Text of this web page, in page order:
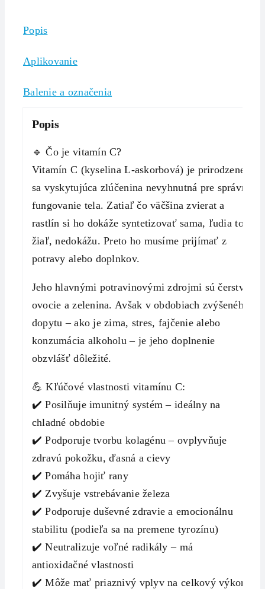
Popis
Aplikovanie
Balenie a označenia
Popis
🔹 Čo je vitamín C?
Vitamín C (kyselina L-askorbová) je prirodzene
sa vyskytujúca zlúčenina nevyhnutná pre správne
fungovanie tela. Zatiaľ čo väčšina zvierat a
rastlín si ho dokáže syntetizovať sama, ľudia to,
žiaľ, nedokážu. Preto ho musíme prijímať z
potravy alebo doplnkov.
Jeho hlavnými potravinovými zdrojmi sú čerstvé
ovocie a zelenina. Avšak v obdobiach zvýšeného
dopytu – ako je zima, stres, fajčenie alebo
konzumácia alkoholu – je jeho doplnenie
obzvlášť dôležité.
💪 Kľúčové vlastnosti vitamínu C:
✔️ Posilňuje imunitný systém – ideálny na
chladné obdobie
✔️ Podporuje tvorbu kolagénu – ovplyvňuje
zdravú pokožku, ďasná a cievy
✔️ Pomáha hojiť rany
✔️ Zvyšuje vstrebávanie železa
✔️ Podporuje duševné zdravie a emocionálnu
stabilitu (podieľa sa na premene tyrozínu)
✔️ Neutralizuje voľné radikály – má
antioxidačné vlastnosti
✔️ Môže mať priaznivý vplyv na celkový výkon